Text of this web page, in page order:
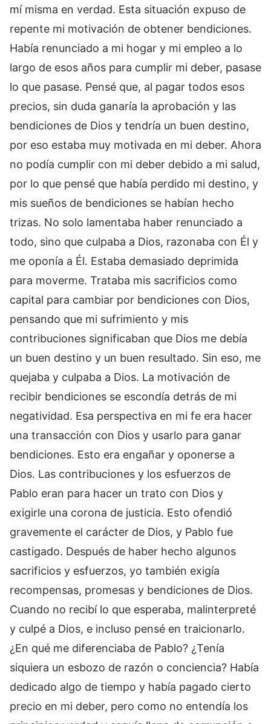
mí misma en verdad. Esta situación expuso de
repente mi motivación de obtener bendiciones.
Había renunciado a mi hogar y mi empleo a lo
largo de esos años para cumplir mi deber, pasase
lo que pasase. Pensé que, al pagar todos esos
precios, sin duda ganaría la aprobación y las
bendiciones de Dios y tendría un buen destino,
por eso estaba muy motivada en mi deber. Ahora
no podía cumplir con mi deber debido a mi salud,
por lo que pensé que había perdido mi destino, y
mis sueños de bendiciones se habían hecho
trizas. No solo lamentaba haber renunciado a
todo, sino que culpaba a Dios, razonaba con Él y
me oponía a Él. Estaba demasiado deprimida
para moverme. Trataba mis sacrificios como
capital para cambiar por bendiciones con Dios,
pensando que mi sufrimiento y mis
contribuciones significaban que Dios me debía
un buen destino y un buen resultado. Sin eso, me
quejaba y culpaba a Dios. La motivación de
recibir bendiciones se escondía detrás de mi
negatividad. Esa perspectiva en mi fe era hacer
una transacción con Dios y usarlo para ganar
bendiciones. Esto era engañar y oponerse a
Dios. Las contribuciones y los esfuerzos de
Pablo eran para hacer un trato con Dios y
exigirle una corona de justicia. Esto ofendió
gravemente el carácter de Dios, y Pablo fue
castigado. Después de haber hecho algunos
sacrificios y esfuerzos, yo también exigía
recompensas, promesas y bendiciones de Dios.
Cuando no recibí lo que esperaba, malinterpreté
y culpé a Dios, e incluso pensé en traicionarlo.
¿En qué me diferenciaba de Pablo? ¿Tenía
siquiera un esbozo de razón o conciencia? Había
dedicado algo de tiempo y había pagado cierto
precio en mi deber, pero como no entendía los